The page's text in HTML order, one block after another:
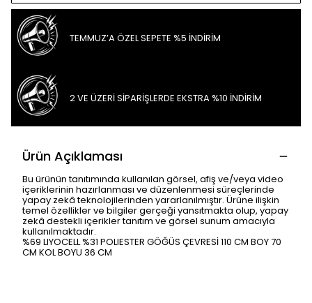
TEMMUZ’A ÖZEL SEPETE %5 İNDİRİM
2 VE ÜZERİ SİPARİŞLERDE EKSTRA %10 İNDİRİM
Ürün Açıklaması
Bu ürünün tanıtımında kullanılan görsel, afiş ve/veya video
içeriklerinin hazırlanması ve düzenlenmesi süreçlerinde
yapay zekâ teknolojilerinden yararlanılmıştır. Ürüne ilişkin
temel özellikler ve bilgiler gerçeği yansıtmakta olup, yapay
zekâ destekli içerikler tanıtım ve görsel sunum amacıyla
kullanılmaktadır.
%69 LIYOCELL %31 POLIESTER GÖĞÜS ÇEVRESİ 110 CM BOY 70
CM KOL BOYU 36 CM